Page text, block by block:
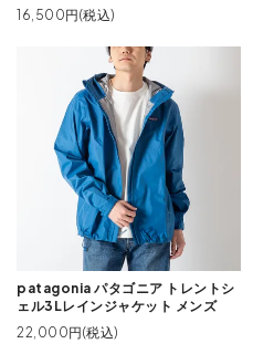
16,500円(税込)
patagonia パタゴニア トレントシ
ェル3Lレインジャケット メンズ
22,000円(税込)